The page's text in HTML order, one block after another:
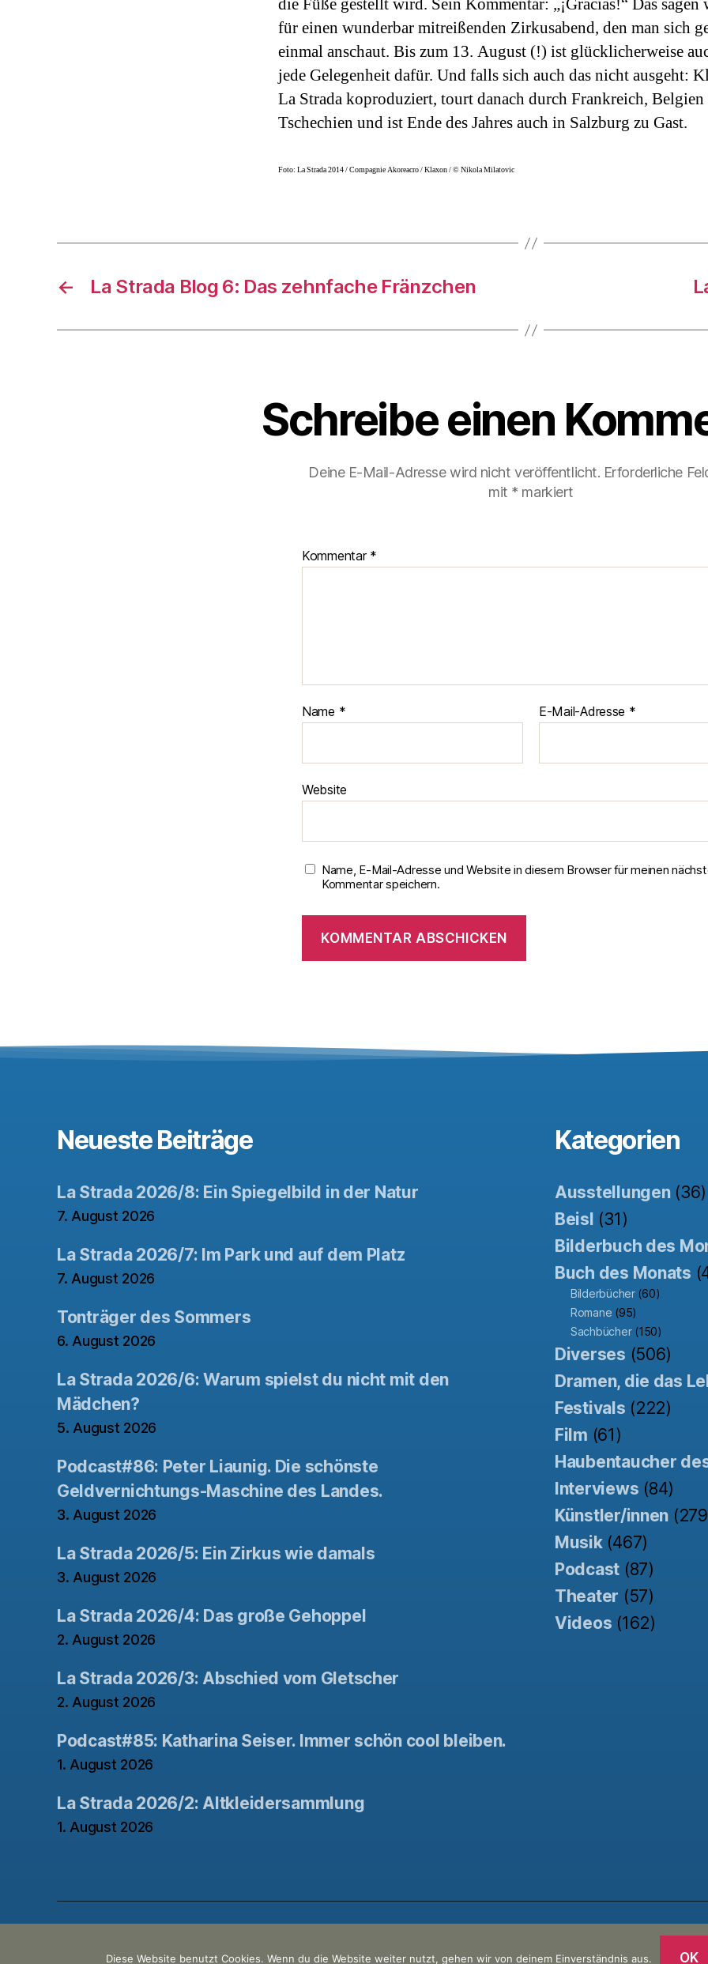
für einen wunderbar mitreißenden Zirkusabend, den man sich
einmal anschaut. Bis zum 13. August (!) ist glücklicherweise
jede Gelegenheit dafür. Und falls sich auch das nicht ausgeht:
La Strada koproduziert, tourt danach durch Frankreich,
Tschechien und ist Ende des Jahres auch in Salzburg zu Gast.
Foto: La Strada 2014 / Compagnie Akoreacro / Klaxon / © Nikola Milatovic
← La Strada Blog 6: Das zehnfache Fränzchen
Schreibe einen
Deine E-Mail-Adresse wird nicht veröffentlicht. Erforderliche
mit * markiert
Kommentar *
Name * E-Mail-Adresse *
Website
Name, E-Mail-Adresse und Website in diesem Browser für meinen
Kommentar speichern.
Neueste Beiträge
La Strada 2026/8: Ein Spiegelbild in der Natur
7. August 2026
La Strada 2026/7: Im Park und auf dem Platz
7. August 2026
Tonträger des Sommers
6. August 2026
La Strada 2026/6: Warum spielst du nicht mit den
Mädchen?
5. August 2026
Podcast#86: Peter Liaunig. Die schönste
Geldvernichtungs-Maschine des Landes.
3. August 2026
La Strada 2026/5: Ein Zirkus wie damals
3. August 2026
La Strada 2026/4: Das große Gehoppel
2. August 2026
La Strada 2026/3: Abschied vom Gletscher
2. August 2026
Podcast#85: Katharina Seiser. Immer schön cool bleiben.
1. August 2026
La Strada 2026/2: Altkleidersammlung
1. August 2026
Kategorien
Ausstellungen(36)
Beisl (31)
Bilderbuch des
Buch des Monats
Bilderbücher(60)
Romane (95)
Sachbücher(150)
Diverses (506)
Dramen, die das
Festivals (222)
Film (61)
Haubentaucher
Interviews (84)
Künstler/innen
Musik(467)
Podcast (87)
Theater (57)
Videos (162)
Diese Website benutzt Cookies. Wenn du die Website weiter nutzt, gehen wir von deinem Einverständnis aus. OK